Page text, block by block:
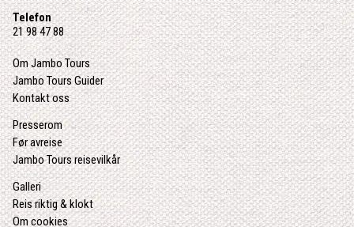
Telefon
21 98 47 88
Om Jambo Tours
Jambo Tours Guider
Kontakt oss
Presserom
Før avreise
Jambo Tours reisevilkår
Galleri
Reis riktig & klokt
Om cookies